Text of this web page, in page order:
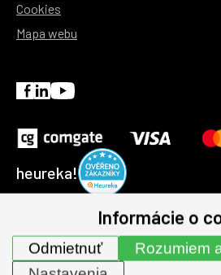
Cookies
Mapa webu
heureka!
© 1991-2026 | GHV Trading, spol. s
vyhrazena.
Informácie o
Rozumiem
Odmietnuť